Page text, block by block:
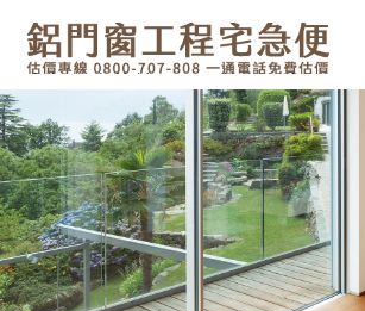
有鋁門窗的結露、隔熱、隔音問
題？找我們就對了！估價專線
0800-707-808
鋁門窗價格如何計算？